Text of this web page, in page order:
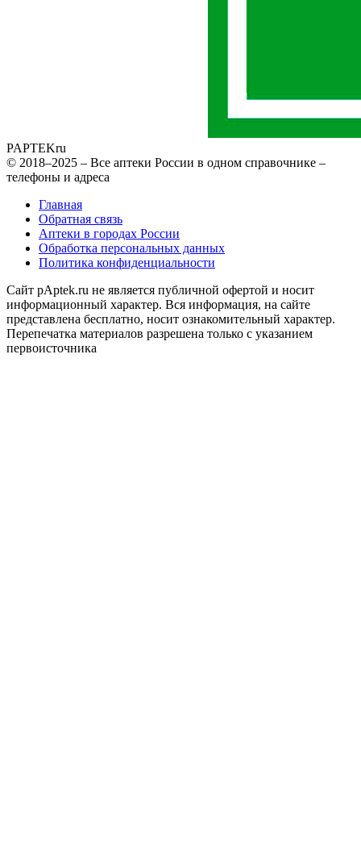
PAPTEKru
© 2018–2025 – Все аптеки России в одном справочнике –
телефоны и адреса
Главная
Обратная связь
Аптеки в городах России
Обработка персональных данных
Политика конфиденциальности
Сайт pAptek.ru не является публичной офертой и носит
информационный характер. Вся информация, на сайте
представлена бесплатно, носит ознакомительный характер.
Перепечатка материалов разрешена только с указанием
первоисточника